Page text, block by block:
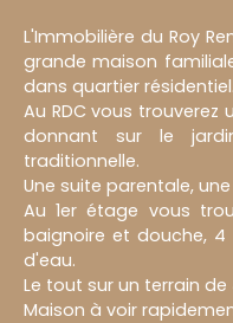
L'Immobilière du Roy
grande maison
dans quartier résidentiel.
Au RDC vous
donnant sur le
traditionnelle.
Une suite parentale,
Au 1er étage vous
baignoire et douche,
d'eau.
Le tout sur un terrain de
Maison à voir